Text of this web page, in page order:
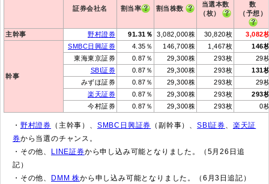
証券会社名 割当率 割当株数
当選本数
（枚）
数
（予想）
主幹事 野村證券 91.31％ 3,082,000株 30,820枚 3,082
幹事
SMBC日興証券 4.35％ 146,700株 1,467枚
146
東海東京証券
0.87％ 29,300株 293枚
29
SBI証券
0.87％ 29,300株 293枚
131
みずほ証券
0.87％ 29,300株 293枚
29
楽天証券
0.87％ 29,300株 293枚
293
今村証券
0.87％ 29,300株 293枚 0
・ 野村證券 （主幹事）、 SMBC日興証券 （副幹事）、SBI証券、 楽天証
券から当選のチャンス。
・その他、
LINE証券から申し込み可能となりました。（5月26日追
記）
・その他、
DMM 株から申し込み可能となりました。（6月3日追記）